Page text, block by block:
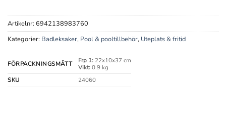
Artikelnr: 6942138983760
Kategorier: Badleksaker, Pool & pooltillbehör, Uteplats & fritid
FÖRPACKNINGSMÅTT Frp 1:22x10x37 cm
Vikt:0.9 kg
SKU
24060